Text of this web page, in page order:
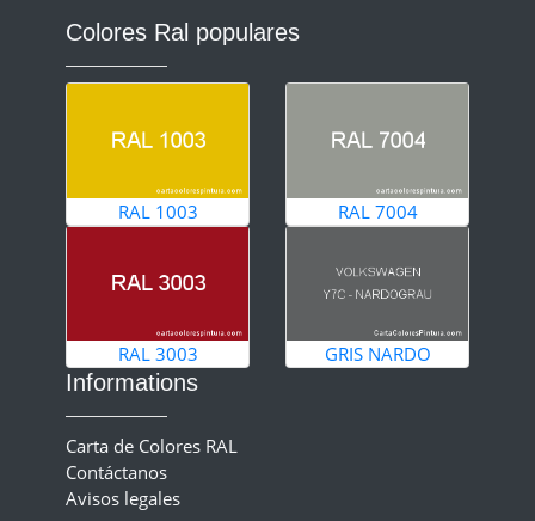
Colores Ral populares
RAL 1003 RAL 7004
RAL 3003 GRIS NARDO
Informations
Carta de Colores RAL
Contáctanos
Avisos legales